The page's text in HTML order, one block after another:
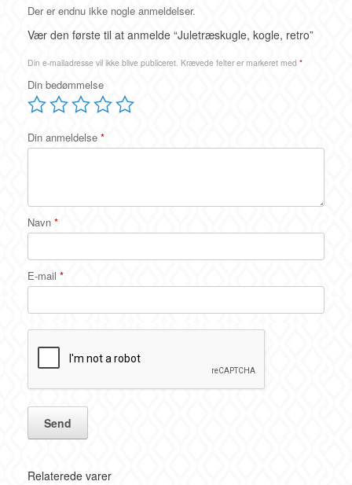
Der er endnu ikke nogle anmeldelser.
Vær den første til at anmelde “Juletræskugle, kogle, retro”
Din e-mailadresse vil ikke blive publiceret. Krævede felter er markeret med *
Din bedømmelse
Din anmeldelse *
Navn *
E-mail *
Relaterede varer